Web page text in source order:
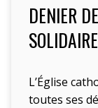
DENIER
SOLIDAIRE
L’Église
toutes ses